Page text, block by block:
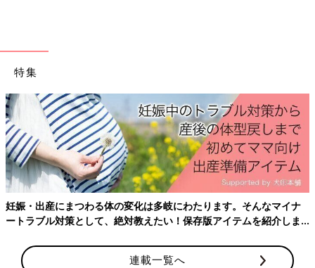
特集
妊娠・出産にまつわる体の変化は多岐にわたります。そんなマイナ
ートラブル対策として、絶対教えたい！保存版アイテムを紹介しま
連載一覧へ